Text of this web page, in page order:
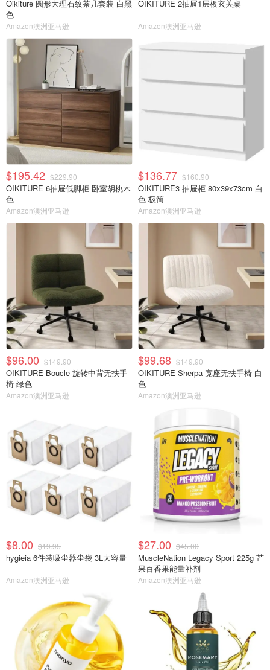
Oikiture 圆形大理石纹茶几套装 白黑
色
Amazon澳洲亚马逊
OIKITURE 2抽屉1层板玄关桌
Amazon澳洲亚马逊
$195.42 $229.90
OIKITURE 6抽屉低脚柜 卧室胡桃木
色
Amazon澳洲亚马逊
$136.77 $160.90
OIKITURE3 抽屉柜 80x39x73cm 白
色 极简
Amazon澳洲亚马逊
$96.00 $149.90
OIKITURE Boucle 旋转中背无扶手
椅 绿色
Amazon澳洲亚马逊
$99.68 $149.90
OIKITURE Sherpa 宽座无扶手椅 白
色
Amazon澳洲亚马逊
$8.00 $19.95
hygieia 6件装吸尘器尘袋 3L大容量
Amazon澳洲亚马逊
$27.00 $45.00
MuscleNation Legacy Sport 225g 芒
果百香果能量补剂
Amazon澳洲亚马逊